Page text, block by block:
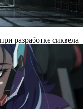
разработке сиквела